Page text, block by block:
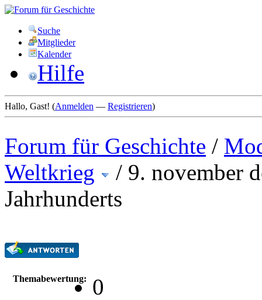
Suche
Mitglieder
Kalender
Hilfe
Hallo, Gast! (Anmelden — Registrieren)
Forum für Geschichte /
Weltkrieg
/ 9. november
Jahrhunderts
Themabewertung:
0